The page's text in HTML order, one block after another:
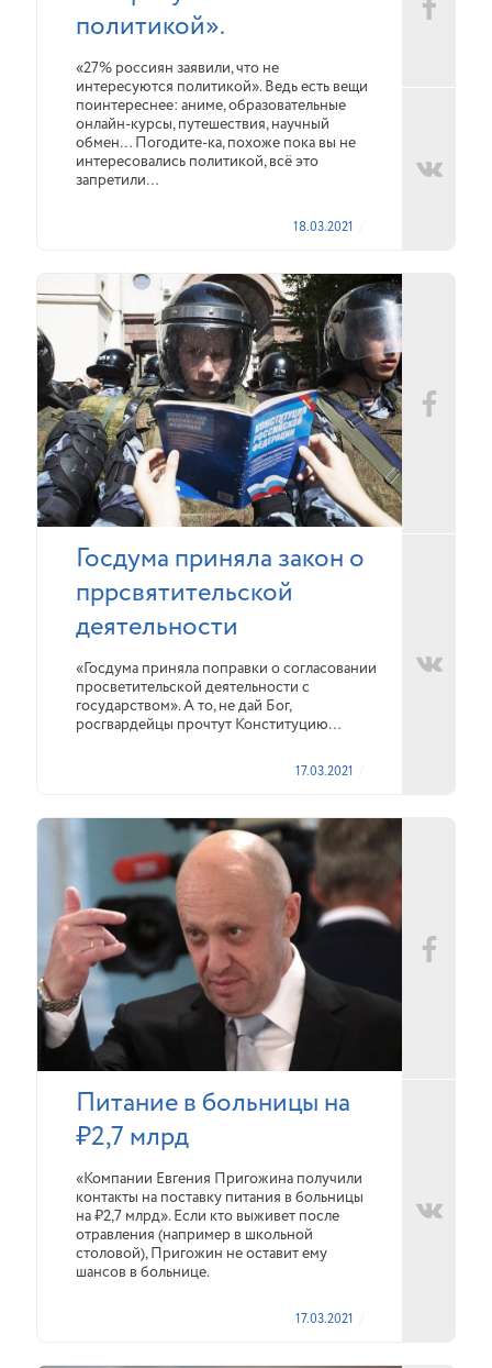
политикой».
«27% россиян заявили, что не
интересуются политикой». Ведь есть вещи
поинтереснее: аниме, образовательные
онлайн-курсы, путешествия, научный
обмен… Погодите-ка, похоже пока вы не
интересовались политикой, всё это
запретили…
18.03.2021
Госдума приняла закон о
пррсвятительской
деятельности
«Госдума приняла поправки о согласовании
просветительской деятельности с
государством». А то, не дай Бог,
росгвардейцы прочтут Конституцию…
17.03.2021
Питание в больницы на
₽2,7 млрд
«Компании Евгения Пригожина получили
контакты на поставку питания в больницы
на ₽2,7 млрд». Если кто выживет после
отравления (например в школьной
столовой), Пригожин не оставит ему
шансов в больнице.
17.03.2021